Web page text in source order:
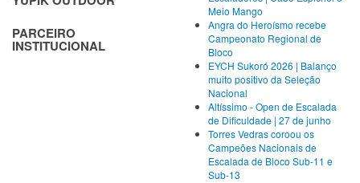
PARCEIRO
INSTITUCIONAL
Meio Mango
Angra do Heroísmo recebe
Campeonato Regional de
Bloco
EYCH Sukoró 2026 | Balanço
muito positivo da Seleção
Nacional
Altíssimo - Open de Escalada
de Dificuldade | 27 de junho
Torres Vedras coroou os
Campeões Nacionais de
Escalada de Bloco Sub-11 e
Sub-13